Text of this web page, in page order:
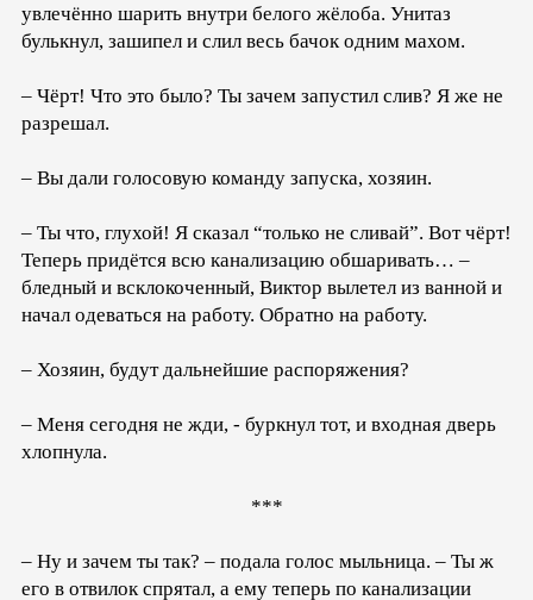
увлечённо шарить внутри белого жёлоба. Унитаз
булькнул, зашипел и слил весь бачок одним махом.
– Чёрт! Что это было? Ты зачем запустил слив? Я же не
разрешал.
– Вы дали голосовую команду запуска, хозяин.
– Ты что, глухой! Я сказал “только не сливай”. Вот чёрт!
Теперь придётся всю канализацию обшаривать… –
бледный и всклокоченный, Виктор вылетел из ванной и
начал одеваться на работу. Обратно на работу.
– Хозяин, будут дальнейшие распоряжения?
– Меня сегодня не жди, - буркнул тот, и входная дверь
хлопнула.
***
– Ну и зачем ты так? – подала голос мыльница. – Ты ж
его в отвилок спрятал, а ему теперь по канализации